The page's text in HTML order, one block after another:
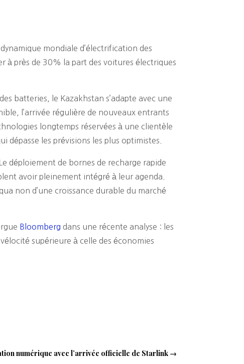
mondiale d’électrification des
à près de 30% la part des voitures électriques
batteries, le Kazakhstan s’adapte avec une
l’arrivée régulière de nouveaux entrants
longtemps réservées à une clientèle
dépasse les prévisions les plus optimistes.
déploiement de bornes de recharge rapide
avoir pleinement intégré à leur agenda.
non d’une croissance durable du marché
Bloomberg dans une récente analyse : les
supérieure à celle des économies
numérique avec l’arrivée officielle de Starlink→